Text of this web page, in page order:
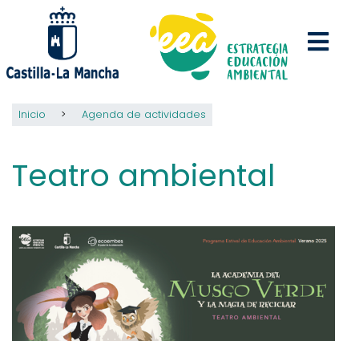
contenido
principal
Inicio Agenda de actividades
Teatro ambiental